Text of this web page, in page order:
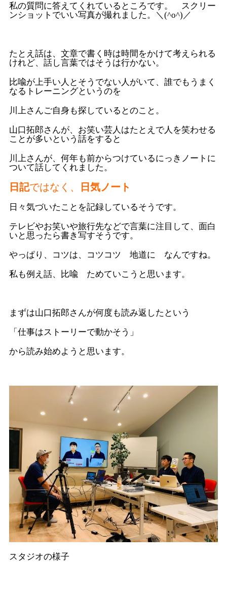
私の質問に答えてくれているところです。 スクリー
ンショットでいい写真が撮れました。＼(^o^)／
たとえ話は、文章で書く時は時間をかけて考えられる
けれど、話し言葉ではそうは行かない。
比喩が上手い人とそうでない人がいて、誰でもうまく
なるトレーニングというのを
川上さんご自身も探しているとのこと。
山口拓郎さんが、お笑い芸人はたとえで人を笑わせる
ことが多いという話をすると
川上さんが、何年も前からつけているにっきノートに
ついて話してくれました。
日記ではなく、 日気ノート
日々気づいたことを記録しているそうです。
テレビやお笑いや旅行先などで言葉に注目して、面白
いと思ったら書き写すそうです。
やっぱり、コツは、コツコツ 地道に なんですね。
私も例え話、比喩 ためていこうと思います。
まずは山口拓郎さんが何度も読み返したという
「仕事はストーリーで動かそう」
から読み始めようと思います。
スタジオの様子